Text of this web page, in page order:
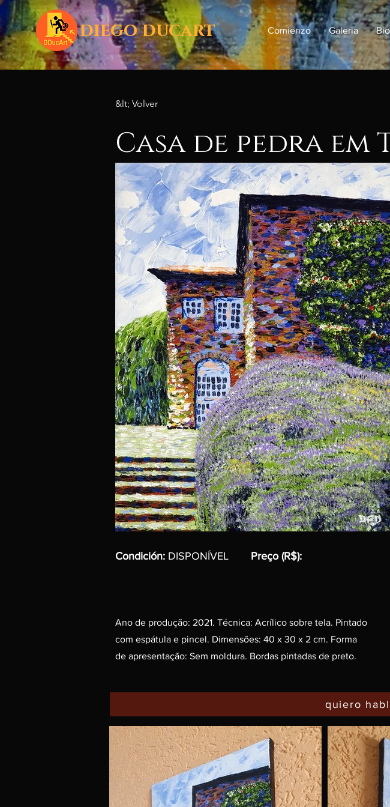
diego ducart Comienzo Galeria
&lt; Volver
Casa de pedra em
Condición: DISPONÍVEL Preço (R$):
Ano de produção: 2021. Técnica: Acrílico sobre tela. Pintado
com espátula e pincel. Dimensões: 40 x 30 x 2 cm. Forma
de apresentação: Sem moldura. Bordas pintadas de preto.
quiero